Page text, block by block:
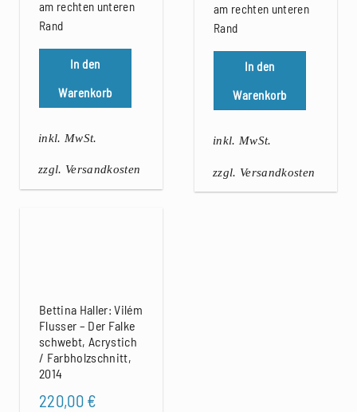
am rechten unteren
Rand
In den
Warenkorb
inkl. MwSt.
zzgl. Versandkosten
am rechten unteren
Rand
In den
Warenkorb
inkl. MwSt.
zzgl. Versandkosten
Bettina Haller: Vilém
Flusser – Der Falke
schwebt, Acrystich
/ Farbholzschnitt,
2014
220,00 €